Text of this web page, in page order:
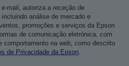
mail, autoriza a receção de
análise de mercado e
promoções e serviços da Epson
de comunicação eletrónica, com
comportamento na web, como descrito
de Privacidade da Epson.